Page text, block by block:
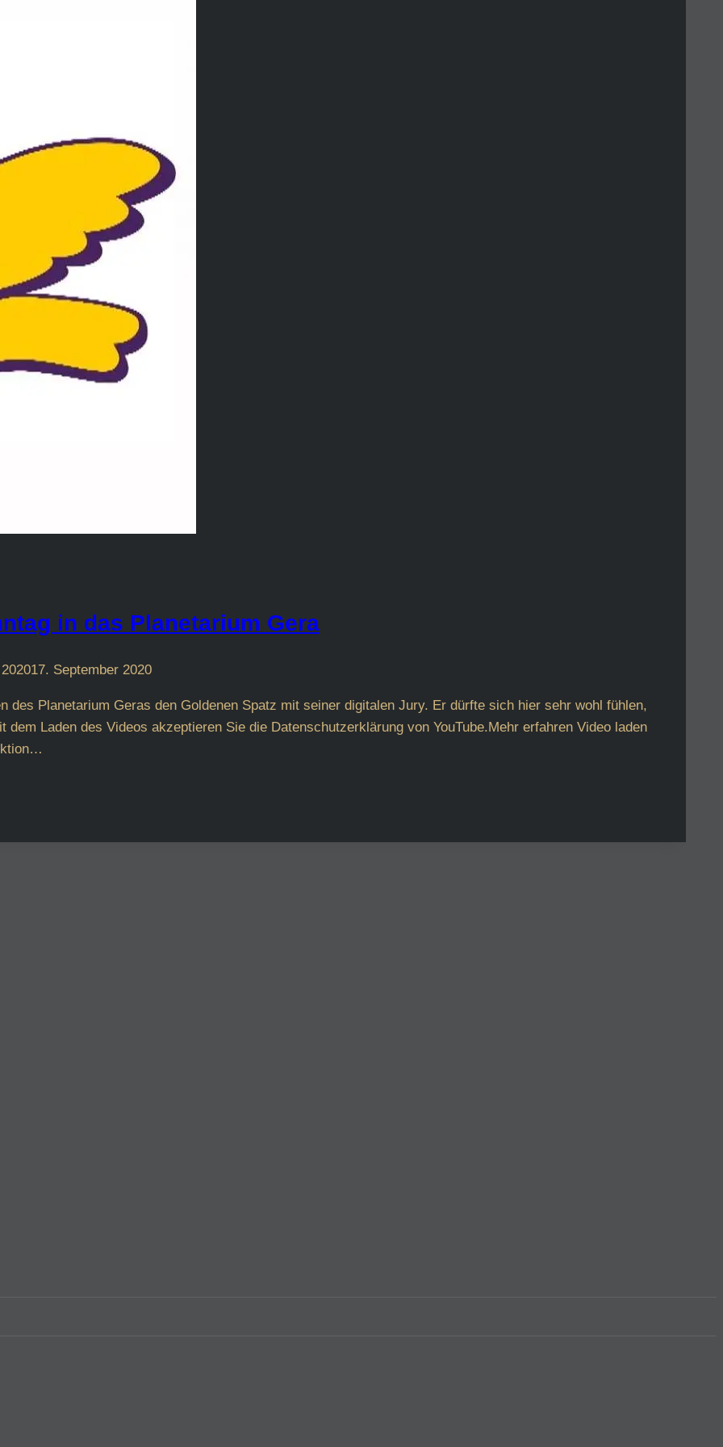
in das Planetarium Gera
17. September 2020
des Planetarium Geras den Goldenen Spatz mit seiner digitalen Jury. Er dürfte sich hier sehr wohl fühlen,
Laden des Videos akzeptieren Sie die Datenschutzerklärung von YouTube.Mehr erfahren Video laden